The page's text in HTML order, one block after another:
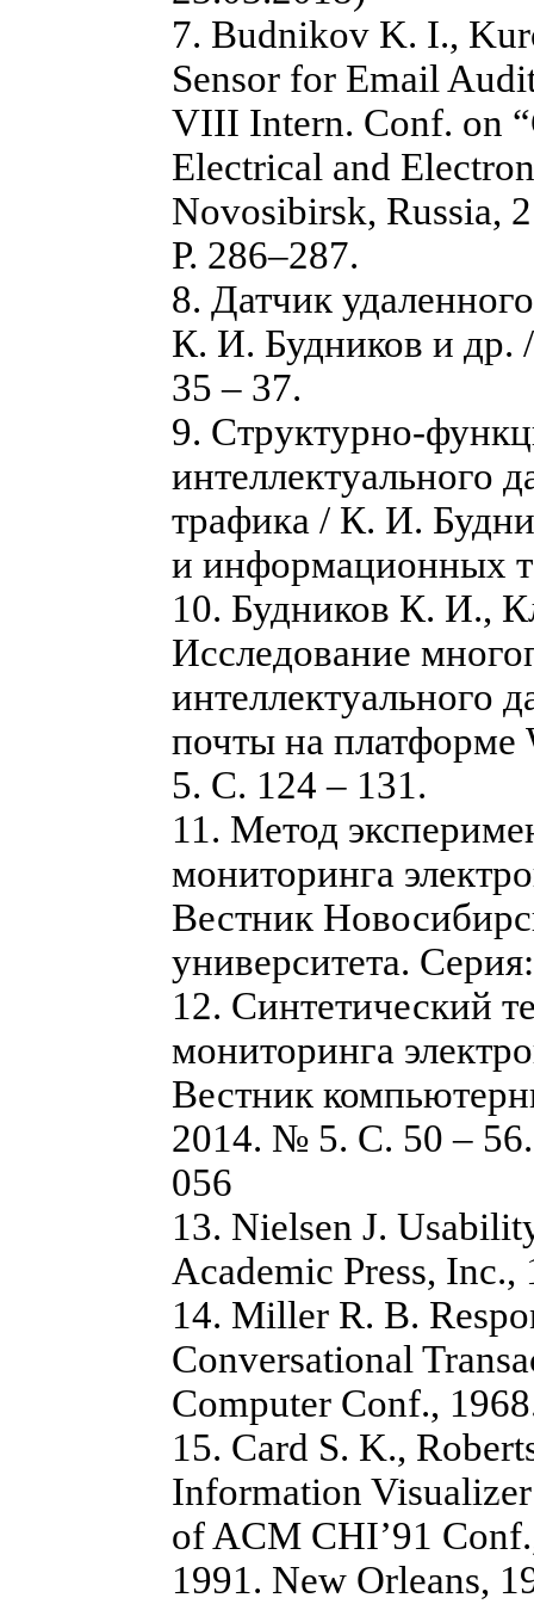
7. Budnikov K. I.,
Sensor for Email
VIII Intern. Conf. on
Electrical and
Novosibirsk, Russia,
P. 286–287.
8. Датчик
К. И. Будников и др.
35 – 37.
9. Cтруктурно-
интеллектуального
трафика / К. И.
и информационных
10. Будников К. И.,
Исследование
интеллектуального
почты на
5. С. 124 – 131.
11. Метод
мониторинга
Вестник
университета.
12. Синтетический
мониторинга
Вестник
2014. № 5. С. 50 –
056
13. Nielsen J.
Academic Press, Inc.,
14. Miller R. B.
Conversational
Computer Conf.,
15. Card S. K.,
Information
of ACM CHI’91
1991. New Orleans,